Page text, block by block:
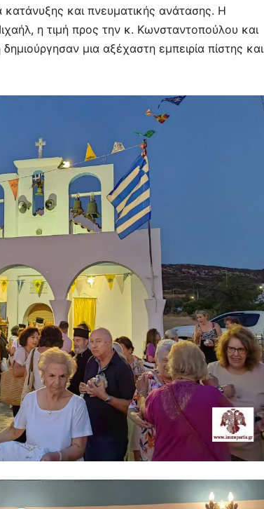
και πνευματικής ανάτασης. Η
η τιμή προς την κ. Κωνσταντοπούλου και
μια αξέχαστη εμπειρία πίστης και